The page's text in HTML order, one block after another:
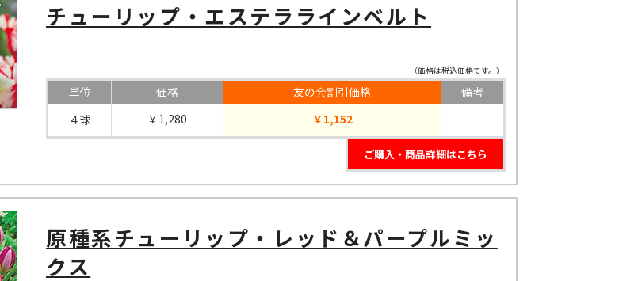
チューリップ・エステララインベルト
（価格は税込価格です。）
単位 価格 友の会割引価格
備考
４球
￥1,280 ￥1,152
ご購入・商品詳細はこちら
原種系チューリップ・レッド＆パープルミッ
クス